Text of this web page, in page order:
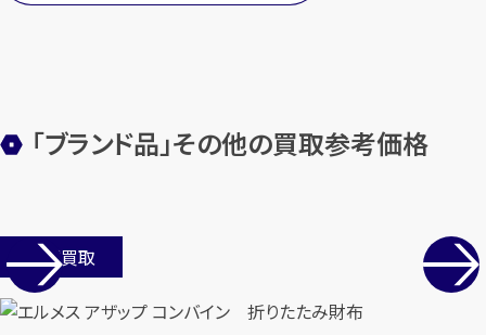
「ブランド品」その他の買取参考価格
店舗買取